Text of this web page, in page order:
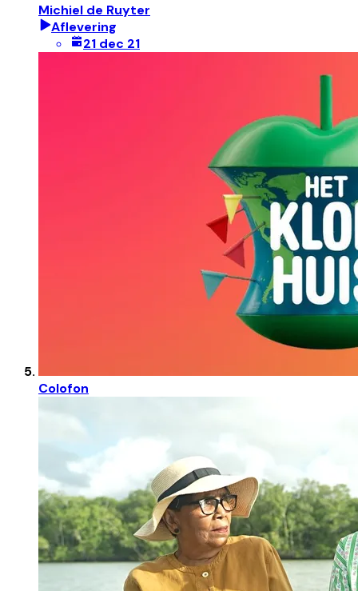
Michiel de Ruyter
Aflevering
21 dec 21
Colofon